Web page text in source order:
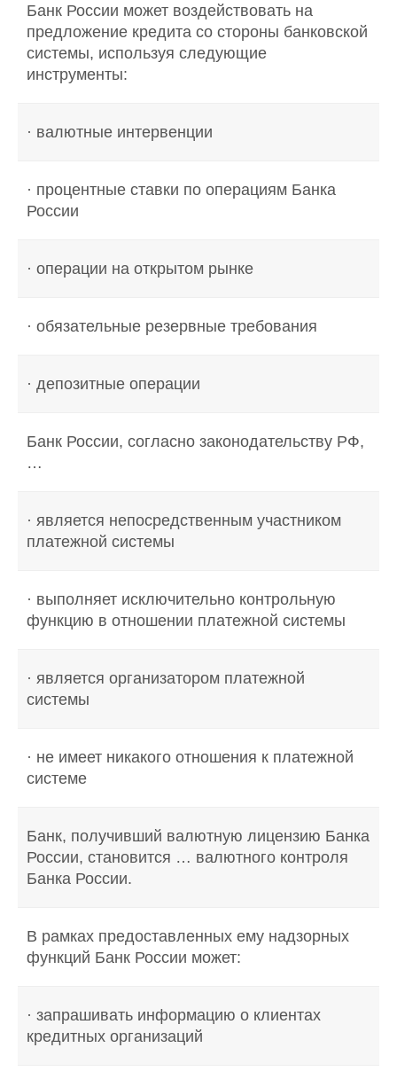
Банк России может воздействовать на
предложение кредита со стороны банковской
системы, используя следующие
инструменты:
· валютные интервенции
· процентные ставки по операциям Банка
России
· операции на открытом рынке
· обязательные резервные требования
· депозитные операции
Банк России, согласно законодательству РФ,
…
· является непосредственным участником
платежной системы
· выполняет исключительно контрольную
функцию в отношении платежной системы
· является организатором платежной
системы
· не имеет никакого отношения к платежной
системе
Банк, получивший валютную лицензию Банка
России, становится … валютного контроля
Банка России.
В рамках предоставленных ему надзорных
функций Банк России может:
· запрашивать информацию о клиентах
кредитных организаций